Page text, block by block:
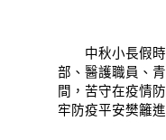
中秋小長假時
部、醫護職員、
間，苦守在疫情
牢防疫平安樊籬